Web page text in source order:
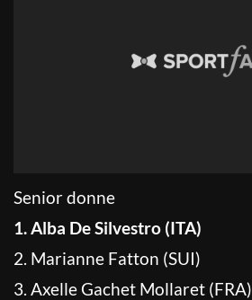
Senior donne
1. Alba De Silvestro (ITA)
2. Marianne Fatton (SUI)
3. Axelle Gachet Mollaret (FRA)